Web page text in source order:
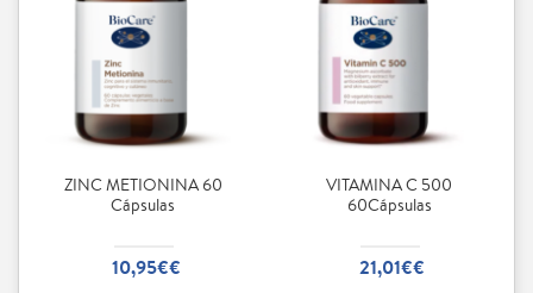
ZINC METIONINA 60
Cápsulas
10,95€€
VITAMINA C 500
60Cápsulas
21,01€€